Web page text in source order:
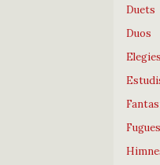
Duets
Duos
Elegies
Fugues